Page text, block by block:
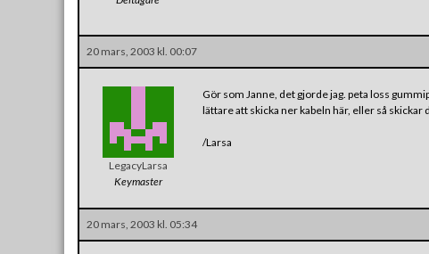
20 mars, 2003 kl. 00:07
LegacyLarsa
Keymaster
Gör som Janne, det gjorde jag. peta loss
lättare att skicka ner kabeln här, eller så skickar
/Larsa
20 mars, 2003 kl. 05:34